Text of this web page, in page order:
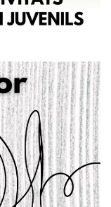
Ajuts
Baix
25